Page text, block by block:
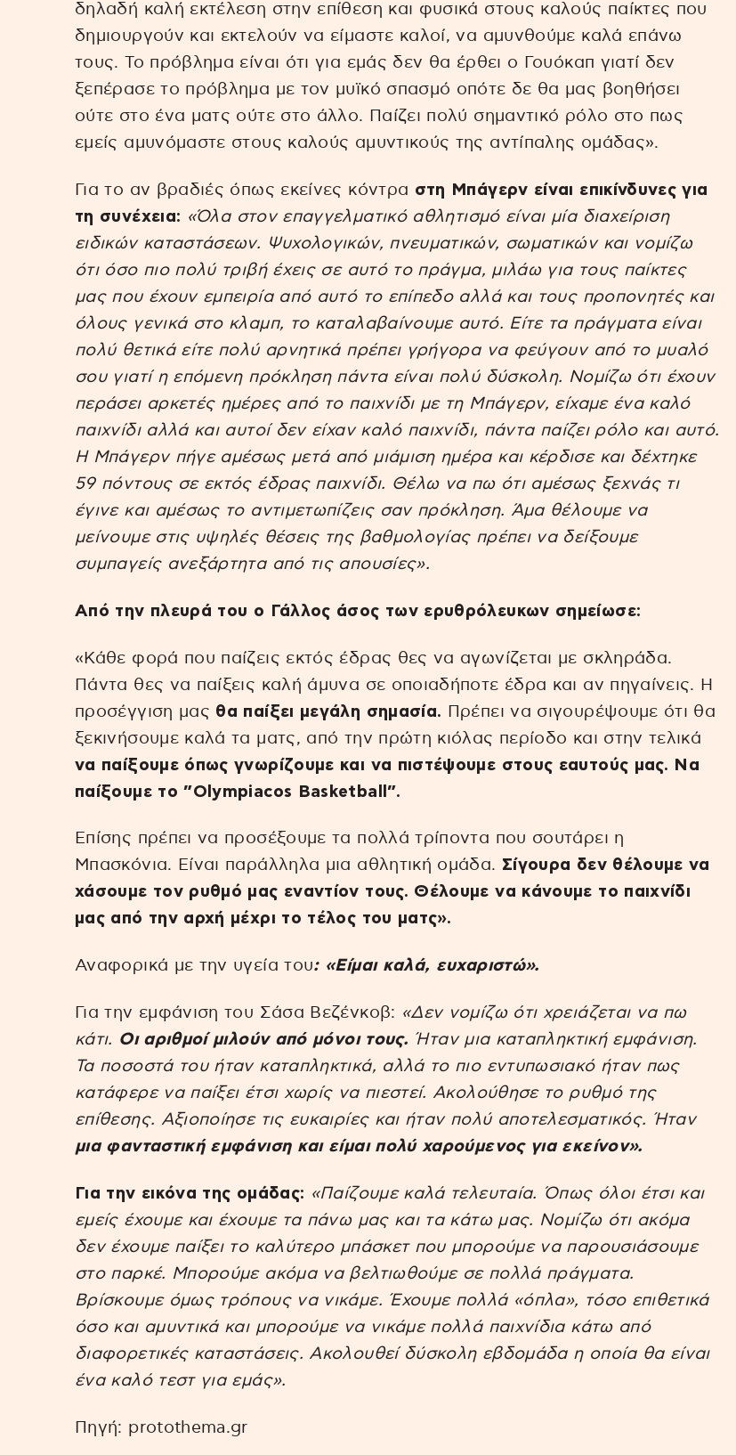
δηλαδή καλή εκτέλεση στην επίθεση και φυσικά στους καλούς παίκτες που
δημιουργούν και εκτελούν να είμαστε καλοί, να αμυνθούμε καλά επάνω
τους. Το πρόβλημα είναι ότι για εμάς δεν θα έρθει ο Γουόκαπ γιατί δεν
ξεπέρασε το πρόβλημα με τον μυϊκό σπασμό οπότε δε θα μας βοηθήσει
ούτε στο ένα ματς ούτε στο άλλο. Παίζει πολύ σημαντικό ρόλο στο πως
εμείς αμυνόμαστε στους καλούς αμυντικούς της αντίπαλης ομάδας».
Για το αν βραδιές όπως εκείνες κόντρα στη Μπάγερν είναι επικίνδυνες για
τη συνέχεια: «Όλα στον επαγγελματικό αθλητισμό είναι μία διαχείριση
ειδικών καταστάσεων. Ψυχολογικών, πνευματικών, σωματικών και νομίζω
ότι όσο πιο πολύ τριβή έχεις σε αυτό το πράγμα, μιλάω για τους παίκτες
μας που έχουν εμπειρία από αυτό το επίπεδο αλλά και τους προπονητές και
όλους γενικά στο κλαμπ, το καταλαβαίνουμε αυτό. Είτε τα πράγματα είναι
πολύ θετικά είτε πολύ αρνητικά πρέπει γρήγορα να φεύγουν από το μυαλό
σου γιατί η επόμενη πρόκληση πάντα είναι πολύ δύσκολη. Νομίζω ότι έχουν
περάσει αρκετές ημέρες από το παιχνίδι με τη Μπάγερν, είχαμε ένα καλό
παιχνίδι αλλά και αυτοί δεν είχαν καλό παιχνίδι, πάντα παίζει ρόλο και αυτό.
Η Μπάγερν πήγε αμέσως μετά από μιάμιση ημέρα και κέρδισε και δέχτηκε
59 πόντους σε εκτός έδρας παιχνίδι. Θέλω να πω ότι αμέσως ξεχνάς τι
έγινε και αμέσως το αντιμετωπίζεις σαν πρόκληση. Άμα θέλουμε να
μείνουμε στις υψηλές θέσεις της βαθμολογίας πρέπει να δείξουμε
συμπαγείς ανεξάρτητα από τις απουσίες».
Από την πλευρά του ο Γάλλος άσος των ερυθρόλευκων σημείωσε:
«Κάθε φορά που παίζεις εκτός έδρας θες να αγωνίζεται με σκληράδα.
Πάντα θες να παίξεις καλή άμυνα σε οποιαδήποτε έδρα και αν πηγαίνεις. Η
προσέγγιση μας θα παίξει μεγάλη σημασία. Πρέπει να σιγουρέψουμε ότι θα
ξεκινήσουμε καλά τα ματς, από την πρώτη κιόλας περίοδο και στην τελικά
να παίξουμε όπως γνωρίζουμε και να πιστέψουμε στους εαυτούς μας. Να
παίξουμε το ”Olympiacos Basketball”.
Επίσης πρέπει να προσέξουμε τα πολλά τρίποντα που σουτάρει η
Μπασκόνια. Είναι παράλληλα μια αθλητική ομάδα. Σίγουρα δεν θέλουμε να
χάσουμε τον ρυθμό μας εναντίον τους. Θέλουμε να κάνουμε το παιχνίδι
μας από την αρχή μέχρι το τέλος του ματς».
Αναφορικά με την υγεία του: «Είμαι καλά, ευχαριστώ».
Για την εμφάνιση του Σάσα Βεζένκοβ: «Δεν νομίζω ότι χρειάζεται να πω
κάτι. Οι αριθμοί μιλούν από μόνοι τους. Ήταν μια καταπληκτική εμφάνιση.
Τα ποσοστά του ήταν καταπληκτικά, αλλά το πιο εντυπωσιακό ήταν πως
κατάφερε να παίξει έτσι χωρίς να πιεστεί. Ακολούθησε το ρυθμό της
επίθεσης. Αξιοποίησε τις ευκαιρίες και ήταν πολύ αποτελεσματικός. Ήταν
μια φανταστική εμφάνιση και είμαι πολύ χαρούμενος για εκείνον».
Για την εικόνα της ομάδας: «Παίζουμε καλά τελευταία. Όπως όλοι έτσι και
εμείς έχουμε και έχουμε τα πάνω μας και τα κάτω μας. Νομίζω ότι ακόμα
δεν έχουμε παίξει το καλύτερο μπάσκετ που μπορούμε να παρουσιάσουμε
στο παρκέ. Μπορούμε ακόμα να βελτιωθούμε σε πολλά πράγματα.
Βρίσκουμε όμως τρόπους να νικάμε. Έχουμε πολλά «όπλα», τόσο επιθετικά
όσο και αμυντικά και μπορούμε να νικάμε πολλά παιχνίδια κάτω από
διαφορετικές καταστάσεις. Ακολουθεί δύσκολη εβδομάδα η οποία θα είναι
ένα καλό τεστ για εμάς».
Πηγή: protothema.gr